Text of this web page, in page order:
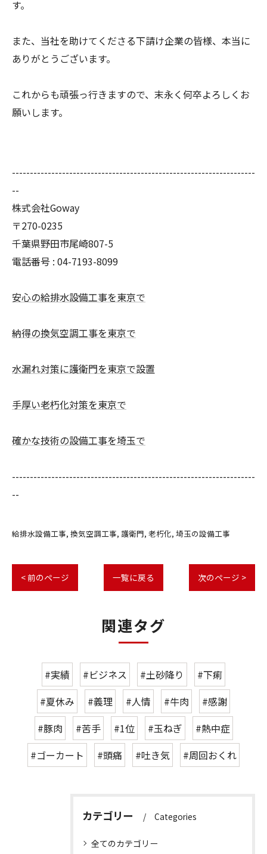
す。
また、当社を助けてくださる下請け企業の皆様、本当に
ありがとうございます。
これからも頑張っ行きますので、末永く何卒よろしくお
願いします。
--------------------------------------------------------------------
--
株式会社Goway
〒270-0235
千葉県野田市尾崎807-5
電話番号 : 04-7193-8099
安心の給排水設備工事を東京で
納得の換気空調工事を東京で
水漏れ対策に護衛門を東京で設置
手厚い老朽化対策を東京で
確かな技術の設備工事を埼玉で
--------------------------------------------------------------------
--
給排水設備工事 換気空調工事 護衛門 老朽化 埼玉の設備工事
< 前のページ 一覧に戻る 次のページ >
関連タグ
#実績 #ビジネス #土砂降り
#下痢
#夏休み
#義理 #人情 #牛肉
#感謝
#豚肉
#苦手 #1位 #玉ねぎ
#熱中症
#ゴーカート
#頭痛 #吐き気 #周回おくれ
カテゴリー Categories
全てのカテゴリー